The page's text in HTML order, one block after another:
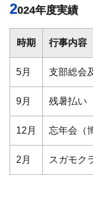
2024年度実績
時期 行事内容
5月 支部総会
9月 残暑払い
12月 忘年会（
2月 スガモク